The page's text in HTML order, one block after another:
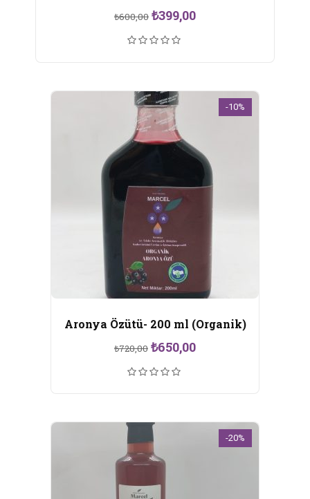
₺600,00 Orijinal
fiyat:
₺600,00.
₺399,00Şu
-10%
Aronya Özütü- 200 ml (Organik)
₺720,00 Orijinal
fiyat:
₺720,00.
₺650,00Şu
-20%